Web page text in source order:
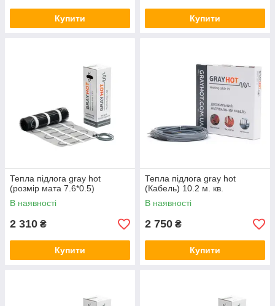
Купити Купити
Тепла підлога gray hot
(розмір мата 7.6*0.5)
В наявності
2 310 ₴
Купити
Тепла підлога gray hot
(Кабель) 10.2 м. кв.
В наявності
2 750 ₴
Купити